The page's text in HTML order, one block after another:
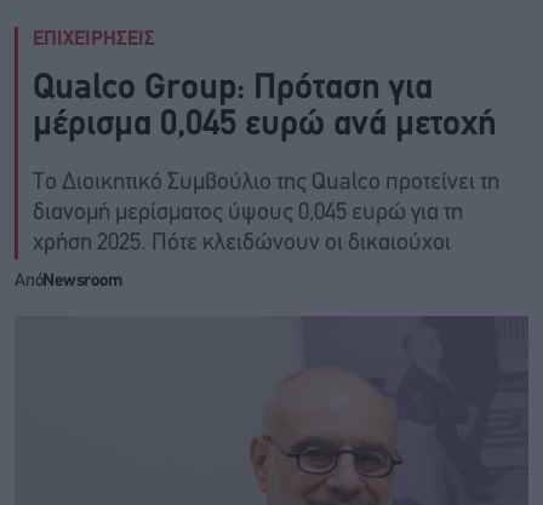
ΕΠΙΧΕΙΡΗΣΕΙΣ
Qualco Group: Πρόταση για
μέρισμα 0,045 ευρώ ανά μετοχή
Το Διοικητικό Συμβούλιο της Qualco προτείνει τη
διανομή μερίσματος ύψους 0,045 ευρώ για τη
χρήση 2025. Πότε κλειδώνουν οι δικαιούχοι
ΑπόNewsroom